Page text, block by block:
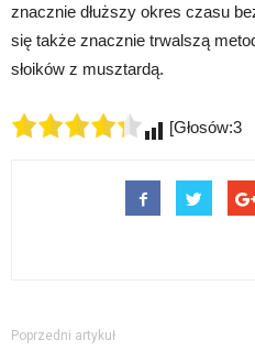
znacznie dłuższy okres czasu
się także znacznie trwalszą
słoików z musztardą.
[Głosów:3
Poprzedni artykuł